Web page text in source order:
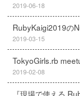
2019-06-18
RubyKaigi2019の
2019-03-15
TokyoGirls.rb
2019-02-08
『現場で使える